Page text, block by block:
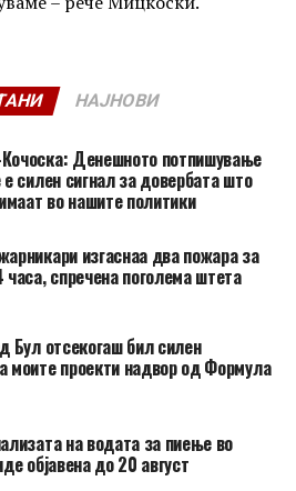
НАЈНОВИ
Денешното потпишување
силен сигнал за довербата што
во нашите политики
изгаснаа два пожара за
спречена поголема штета
Бул отсекогаш бил силен
моите проекти надвор од Формула
на водата за пиење во
објавена до 20 август